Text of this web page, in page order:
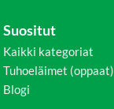
Suositut
Kaikki kategoriat
Tuhoeläimet (oppaat)
Blogi